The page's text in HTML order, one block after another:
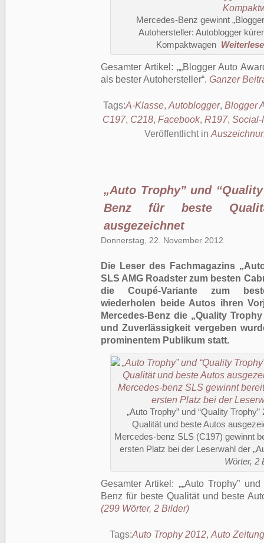
Mercedes-Benz gewinnt
Autohersteller: Autoblogger
Kompaktwagen
Gesamter Artikel:
„Blogger Auto
als bester Autohersteller . Ganzer
Tags:A-Klasse, Autoblogger, Blogger
C197, C218, Facebook, R197, Social-
Veröffentlicht in
„Auto Trophy” und
Benz für beste
ausgezeichnet
Donnerstag, 22. November 2012
Die Leser des Fachmagazins
SLS AMG Roadster zum besten
die Coupé-Variante zum
wiederholen beide Autos ihren
Mercedes-Benz die „Quality
und Zuverlässigkeit vergeben
prominentem Publikum statt.
„Auto Trophy” und “Quality
Qualität und beste Autos
Mercedes-benz SLS (C197) gewinnt
ersten Platz bei der Leserwahl der
Wörter, 2
Gesamter Artikel:
„Auto Trophy”
Benz für beste Qualität und beste
(299 Wörter, 2 Bilder)
Tags:Auto Trophy 2012, Auto Zeitung